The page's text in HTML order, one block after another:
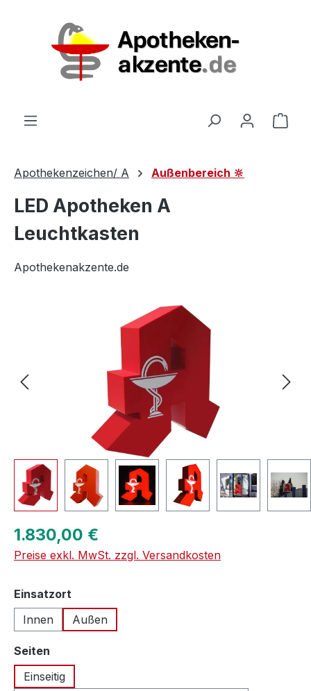
Apothekenzeichen/ A Außenbereich 🔆
LED Apotheken A
Leuchtkasten
Apothekenakzente.de
Regulärer Preis:
1.830,00 €
Preise exkl. MwSt. zzgl. Versandkosten
Einsatzort
Innen
Außen
Seiten
Einseitig